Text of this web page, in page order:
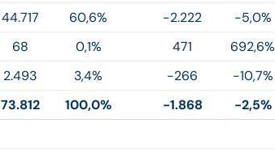
44.717 60,6% -2.222
-5,0%
68 0,1% 471
692,6%
2.493 3,4% -266
-10,7%
73.812 100,0% -1.868
-2,5%